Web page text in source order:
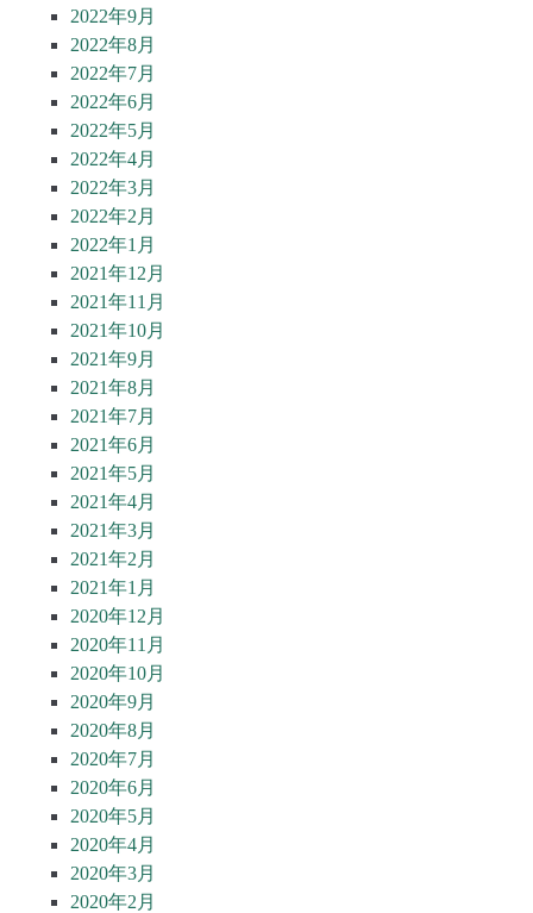
2022年9月
2022年8月
2022年7月
2022年6月
2022年5月
2022年4月
2022年3月
2022年2月
2022年1月
2021年12月
2021年11月
2021年10月
2021年9月
2021年8月
2021年7月
2021年6月
2021年5月
2021年4月
2021年3月
2021年2月
2021年1月
2020年12月
2020年11月
2020年10月
2020年9月
2020年8月
2020年7月
2020年6月
2020年5月
2020年4月
2020年3月
2020年2月